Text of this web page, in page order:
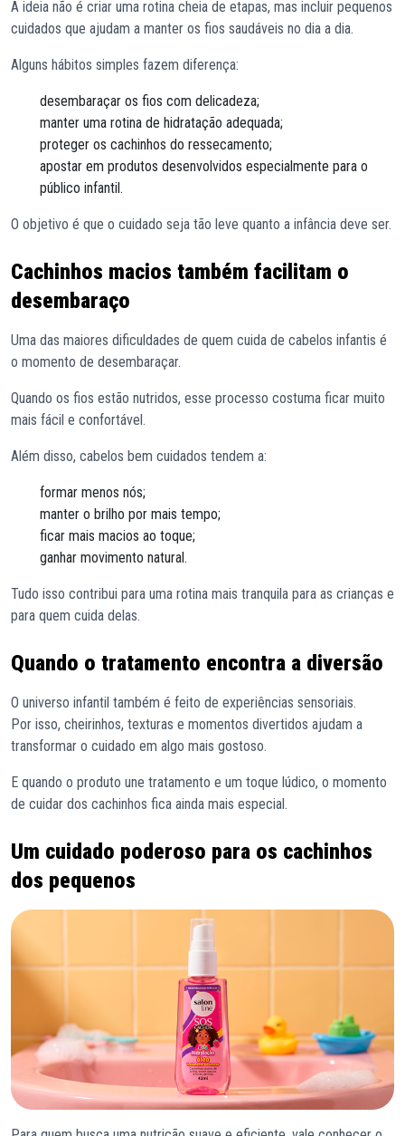
A ideia não é criar uma rotina cheia de etapas, mas incluir pequenos
cuidados que ajudam a manter os fios saudáveis no dia a dia.
Alguns hábitos simples fazem diferença:
desembaraçar os fios com delicadeza;
manter uma rotina de hidratação adequada;
proteger os cachinhos do ressecamento;
apostar em produtos desenvolvidos especialmente para o
público infantil.
O objetivo é que o cuidado seja tão leve quanto a infância deve ser.
Cachinhos macios também facilitam o
desembaraço
Uma das maiores dificuldades de quem cuida de cabelos infantis é
o momento de desembaraçar.
Quando os fios estão nutridos, esse processo costuma ficar muito
mais fácil e confortável.
Além disso, cabelos bem cuidados tendem a:
formar menos nós;
manter o brilho por mais tempo;
ficar mais macios ao toque;
ganhar movimento natural.
Tudo isso contribui para uma rotina mais tranquila para as crianças e
para quem cuida delas.
Quando o tratamento encontra a diversão
O universo infantil também é feito de experiências sensoriais.
Por isso, cheirinhos, texturas e momentos divertidos ajudam a
transformar o cuidado em algo mais gostoso.
E quando o produto une tratamento e um toque lúdico, o momento
de cuidar dos cachinhos fica ainda mais especial.
Um cuidado poderoso para os cachinhos
dos pequenos